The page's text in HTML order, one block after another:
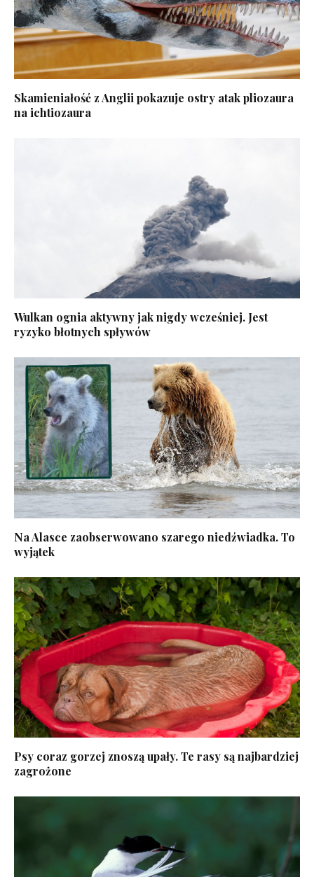
Skamieniałość z Anglii pokazuje ostry atak pliozaura
na ichtiozaura
Wulkan ognia aktywny jak nigdy wcześniej. Jest
ryzyko błotnych spływów
Na Alasce zaobserwowano szarego niedźwiadka. To
wyjątek
Psy coraz gorzej znoszą upały. Te rasy są najbardziej
zagrożone